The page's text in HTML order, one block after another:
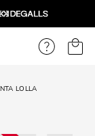
LOLLA